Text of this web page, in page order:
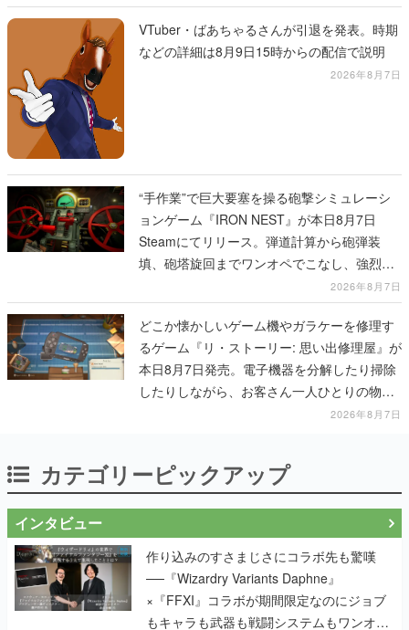
VTuber・ばあちゃるさんが引退を発表。時期
などの詳細は8月9日15時からの配信で説明
2026年8月7日
“手作業”で巨大要塞を操る砲撃シミュレーシ
ョンゲーム『IRON NEST』が本日8月7日
Steamにてリリース。弾道計算から砲弾装
填、砲塔旋回までワンオペでこなし、強烈な
一撃をブチかませるロマンある作品2026年8月7日
どこか懐かしいゲーム機やガラケーを修理す
るゲーム『リ・ストーリー: 思い出修理屋』が
本日8月7日発売。電子機器を分解したり掃除
したりしながら、お客さん一人ひとりの物語
2026年8月7日
カテゴリーピックアップ
インタビュー
作り込みのすさまじさにコラボ先も驚嘆
──『Wizardry Variants Daphne』
×『FFXI』コラボが期間限定なのにジョブ
もキャラも武器も戦闘システムもワンオフ